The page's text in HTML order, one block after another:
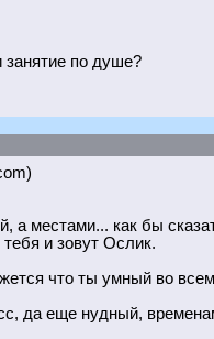
занятие по душе?
а местами... как бы
и зовут Ослик.
что ты умный во
да еще нудный,